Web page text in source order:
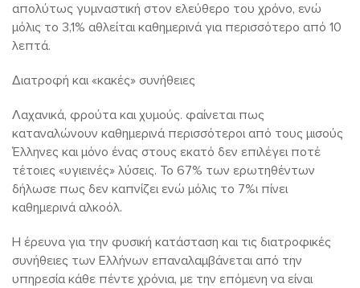
απολύτως γυμναστική στον ελεύθερο του χρόνο, ενώ
μόλις το 3,1% αθλείται καθημερινά για περισσότερο από 10
λεπτά.
Διατροφή και «κακές» συνήθειες
Λαχανικά, φρούτα και χυμούς. φαίνεται πως
καταναλώνουν καθημερινά περισσότεροι από τους μισούς
Έλληνες και μόνο ένας στους εκατό δεν επιλέγει ποτέ
τέτοιες «υγιεινές» λύσεις. Το 67% των ερωτηθέντων
δήλωσε πως δεν καπνίζει ενώ μόλις το 7%ι πίνει
καθημερινά αλκοόλ.
Η έρευνα για την φυσική κατάσταση και τις διατροφικές
συνήθειες των Ελλήνων επαναλαμβάνεται από την
υπηρεσία κάθε πέντε χρόνια, με την επόμενη να είναι